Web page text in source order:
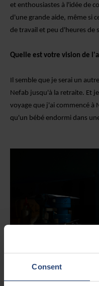
Consent
et enthousiastes à l'idée de
d'une grande aide, même si
de travail et peu d'heures de
Quelle est votre vision de
Il semble que je serai un
Nefab jusqu'à la retraite. Et
voyage que j'ai commencé à
qu'un bébé endormi dans